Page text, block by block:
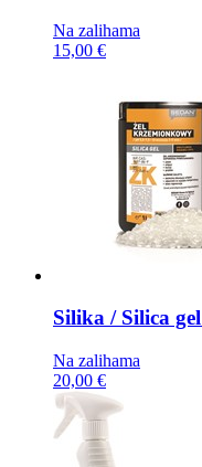
Na zalihama
15,00 €
Silika / Silica gel
Na zalihama
20,00 €